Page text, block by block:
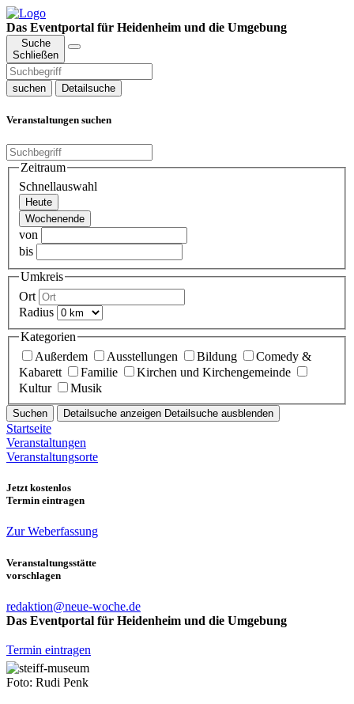
Das Eventportal für Heidenheim und die Umgebung
Suche
Schließen
suchen Detailsuche
Veranstaltungen suchen
Zeitraum
Schnellauswahl
Heute
Wochenende
von
bis
Umkreis
Ort
Radius
Kategorien
Außerdem
Ausstellungen Bildung
Comedy &
Kabarett
Familie
Kirchen und Kirchengemeinde
Kultur
Musik
Suchen Detailsuche anzeigen Detailsuche ausblenden
Startseite
Veranstaltungen
Veranstaltungsorte
Jetzt kostenlos
Termin eintragen
Zur Weberfassung
Veranstaltungsstätte
vorschlagen
redaktion@neue-woche.de
Das Eventportal für Heidenheim und die Umgebung
Termin eintragen
Foto: Rudi Penk